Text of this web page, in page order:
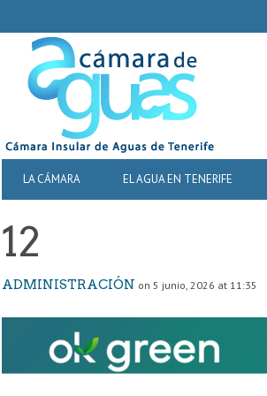
NAVIGATION
PRIMARY
NAVIGATION
LA CÁMARA EL AGUA EN TENERIFE
12
ADMINISTRACIÓN on 5 junio, 2026 at 11:35